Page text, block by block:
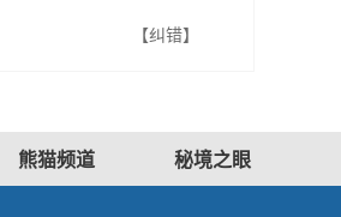
【纠错】
熊猫频道 秘境之眼